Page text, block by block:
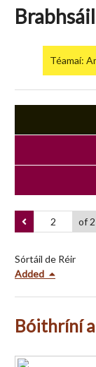
Téamaí:
of 2
Sórtáil de Réir
Added
Bóithríní